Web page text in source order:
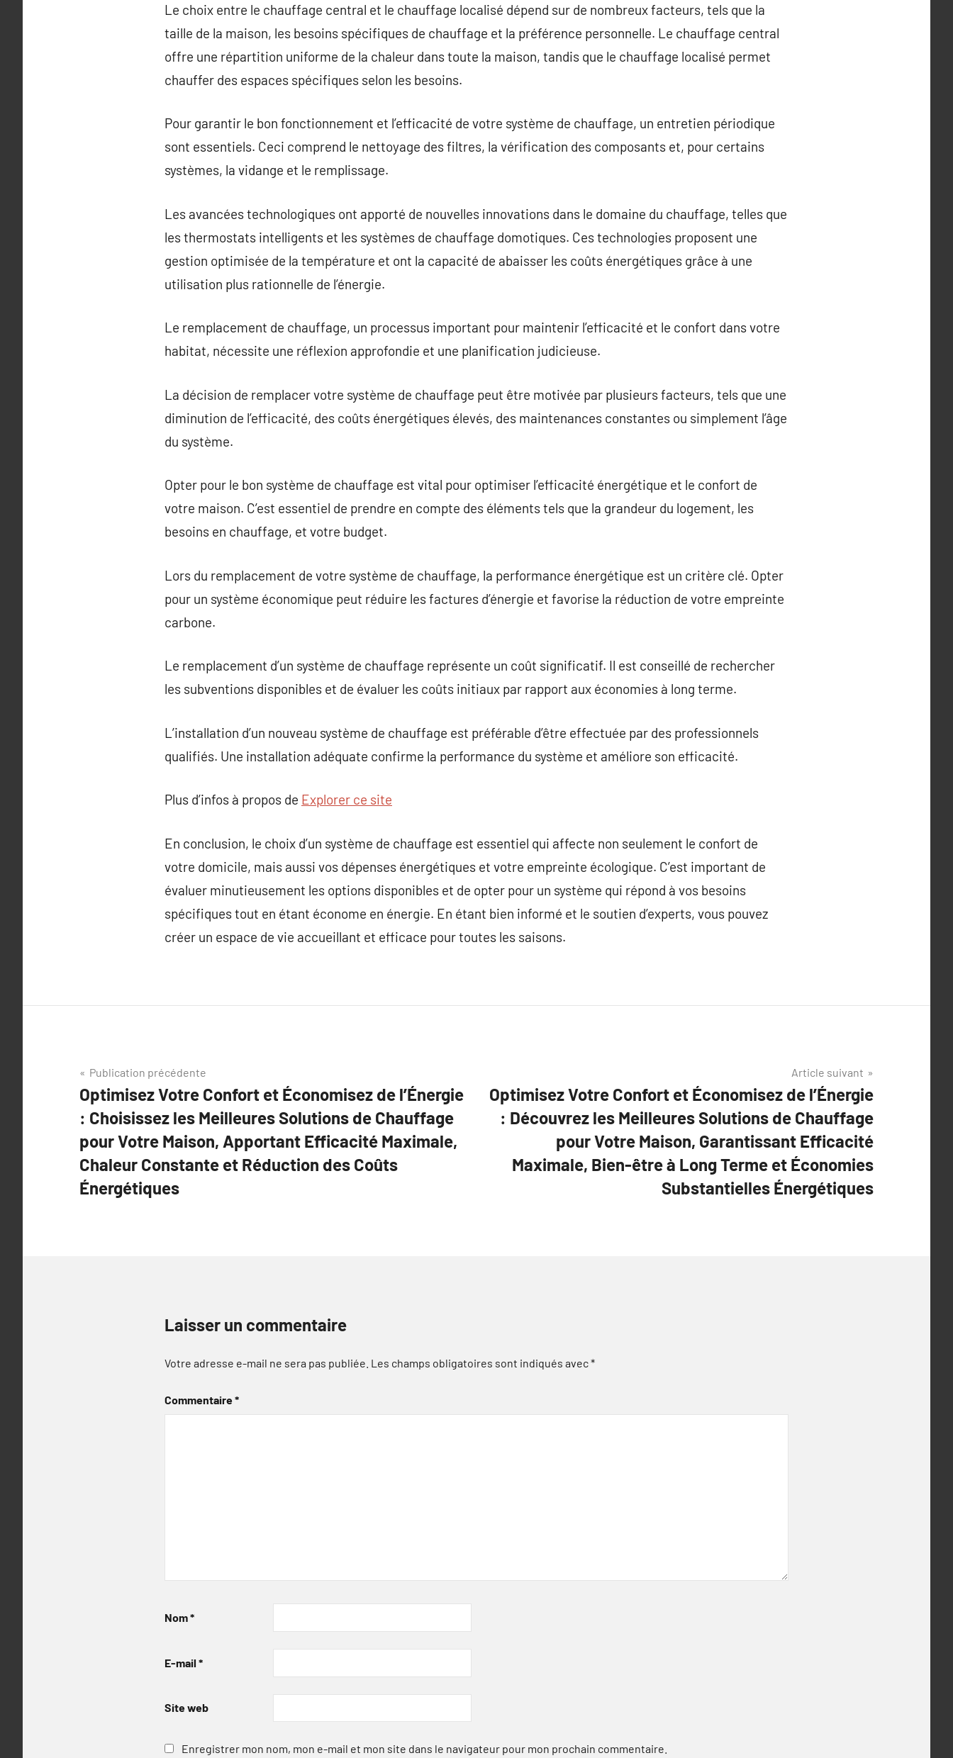
Le choix entre le chauffage central et le chauffage localisé dépend sur de nombreux facteurs, tels que la
taille de la maison, les besoins spécifiques de chauffage et la préférence personnelle. Le chauffage central
offre une répartition uniforme de la chaleur dans toute la maison, tandis que le chauffage localisé permet
chauffer des espaces spécifiques selon les besoins.
Pour garantir le bon fonctionnement et l’efficacité de votre système de chauffage, un entretien périodique
sont essentiels. Ceci comprend le nettoyage des filtres, la vérification des composants et, pour certains
systèmes, la vidange et le remplissage.
Les avancées technologiques ont apporté de nouvelles innovations dans le domaine du chauffage, telles que
les thermostats intelligents et les systèmes de chauffage domotiques. Ces technologies proposent une
gestion optimisée de la température et ont la capacité de abaisser les coûts énergétiques grâce à une
utilisation plus rationnelle de l’énergie.
Le remplacement de chauffage, un processus important pour maintenir l’efficacité et le confort dans votre
habitat, nécessite une réflexion approfondie et une planification judicieuse.
La décision de remplacer votre système de chauffage peut être motivée par plusieurs facteurs, tels que une
diminution de l’efficacité, des coûts énergétiques élevés, des maintenances constantes ou simplement l’âge
du système.
Opter pour le bon système de chauffage est vital pour optimiser l’efficacité énergétique et le confort de
votre maison. C’est essentiel de prendre en compte des éléments tels que la grandeur du logement, les
besoins en chauffage, et votre budget.
Lors du remplacement de votre système de chauffage, la performance énergétique est un critère clé. Opter
pour un système économique peut réduire les factures d’énergie et favorise la réduction de votre empreinte
carbone.
Le remplacement d’un système de chauffage représente un coût significatif. Il est conseillé de rechercher
les subventions disponibles et de évaluer les coûts initiaux par rapport aux économies à long terme.
L’installation d’un nouveau système de chauffage est préférable d’être effectuée par des professionnels
qualifiés. Une installation adéquate confirme la performance du système et améliore son efficacité.
Plus d’infos à propos de Explorer ce site
En conclusion, le choix d’un système de chauffage est essentiel qui affecte non seulement le confort de
votre domicile, mais aussi vos dépenses énergétiques et votre empreinte écologique. C’est important de
évaluer minutieusement les options disponibles et de opter pour un système qui répond à vos besoins
spécifiques tout en étant économe en énergie. En étant bien informé et le soutien d’experts, vous pouvez
créer un espace de vie accueillant et efficace pour toutes les saisons.
Navigation
de
l’article
Publication précédente
Optimisez Votre Confort et Économisez de l’Énergie
: Choisissez les Meilleures Solutions de Chauffage
pour Votre Maison, Apportant Efficacité Maximale,
Chaleur Constante et Réduction des Coûts
Énergétiques
Article suivant
Optimisez Votre Confort et Économisez de l’Énergie
: Découvrez les Meilleures Solutions de Chauffage
pour Votre Maison, Garantissant Efficacité
Maximale, Bien-être à Long Terme et Économies
Substantielles Énergétiques
Laisser un commentaire
Votre adresse e-mail ne sera pas publiée. Les champs obligatoires sont indiqués avec*
Commentaire*
Nom*
E-mail *
Site web
Enregistrer mon nom, mon e-mail et mon site dans le navigateur pour mon prochain commentaire.